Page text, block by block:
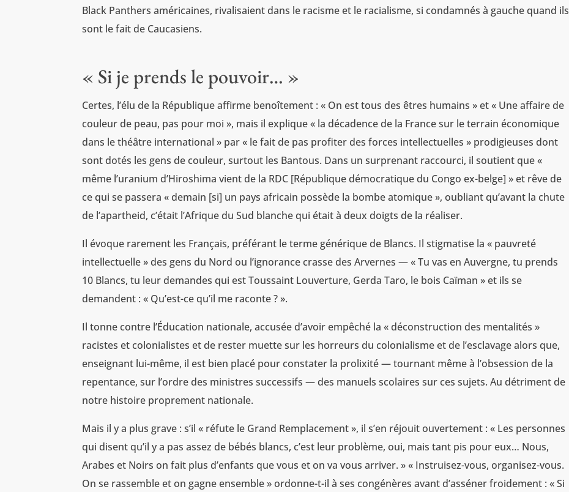
Black Panthers américaines, rivalisaient dans le racisme et le racialisme, si condamnés à gauche quand ils
sont le fait de Caucasiens.
« Si je prends le pouvoir… »
Certes, l’élu de la République affirme benoîtement : « On est tous des êtres humains » et « Une affaire de
couleur de peau, pas pour moi », mais il explique « la décadence de la France sur le terrain économique
dans le théâtre international » par « le fait de pas profiter des forces intellectuelles » prodigieuses dont
sont dotés les gens de couleur, surtout les Bantous. Dans un surprenant raccourci, il soutient que «
même l’uranium d’Hiroshima vient de la RDC [République démocratique du Congo ex-belge] » et rêve de
ce qui se passera « demain [si] un pays africain possède la bombe atomique », oubliant qu’avant la chute
de l’apartheid, c’était l’Afrique du Sud blanche qui était à deux doigts de la réaliser.
Il évoque rarement les Français, préférant le terme générique de Blancs. Il stigmatise la « pauvreté
intellectuelle » des gens du Nord ou l’ignorance crasse des Arvernes — « Tu vas en Auvergne, tu prends
10 Blancs, tu leur demandes qui est Toussaint Louverture, Gerda Taro, le bois Caïman » et ils se
demandent : « Qu’est-ce qu’il me raconte ? ».
Il tonne contre l’Éducation nationale, accusée d’avoir empêché la « déconstruction des mentalités »
racistes et colonialistes et de rester muette sur les horreurs du colonialisme et de l’esclavage alors que,
enseignant lui-même, il est bien placé pour constater la prolixité — tournant même à l’obsession de la
repentance, sur l’ordre des ministres successifs — des manuels scolaires sur ces sujets. Au détriment de
notre histoire proprement nationale.
Mais il y a plus grave : s’il « réfute le Grand Remplacement », il s’en réjouit ouvertement : « Les personnes
qui disent qu’il y a pas assez de bébés blancs, c’est leur problème, oui, mais tant pis pour eux… Nous,
Arabes et Noirs on fait plus d’enfants que vous et on va vous arriver. » « Instruisez-vous, organisez-vous.
On se rassemble et on gagne ensemble » ordonne-t-il à ses congénères avant d’asséner froidement : « Si